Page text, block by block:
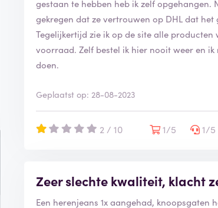
gestaan te hebben heb ik zelf
gekregen dat ze vertrouwen op DHL dat
Tegelijkertijd zie ik op de site alle
voorraad. Zelf bestel ik hier nooit weer en
doen.
Geplaatst op: 28-08-2023
2 / 10 1/5 1/5
Zeer slechte kwaliteit, klacht
Een herenjeans 1x aangehad, knoopsgaten